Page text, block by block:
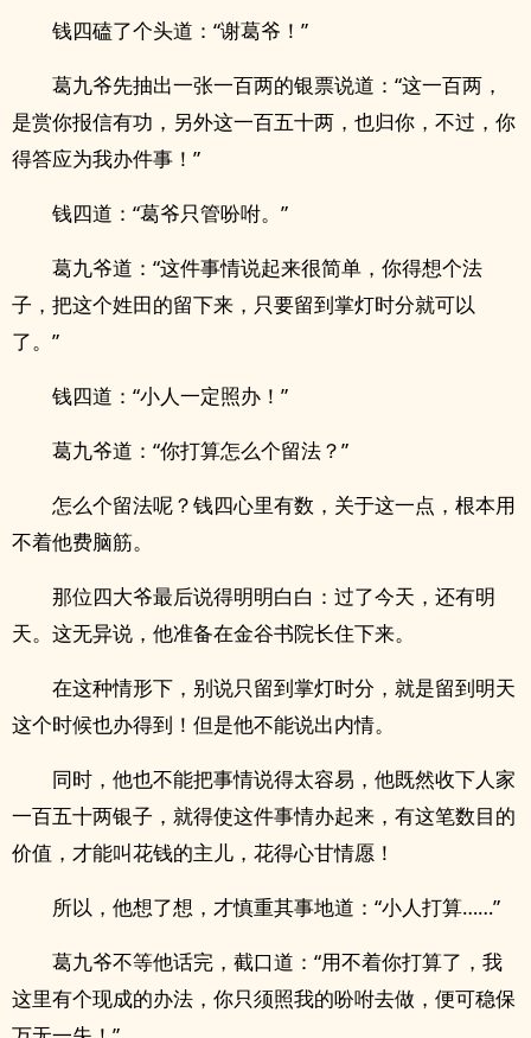
钱四磕了个头道：“谢葛爷！”
葛九爷先抽出一张一百两的银票说道：“这一百两，
是赏你报信有功，另外这一百五十两，也归你，不过，你
得答应为我办件事！”
钱四道：“葛爷只管吩咐。”
葛九爷道：“这件事情说起来很简单，你得想个法
子，把这个姓田的留下来，只要留到掌灯时分就可以
了。”
钱四道：“小人一定照办！”
葛九爷道：“你打算怎么个留法？”
怎么个留法呢？钱四心里有数，关于这一点，根本用
不着他费脑筋。
那位四大爷最后说得明明白白：过了今天，还有明
天。这无异说，他准备在金谷书院长住下来。
在这种情形下，别说只留到掌灯时分，就是留到明天
这个时候也办得到！但是他不能说出内情。
同时，他也不能把事情说得太容易，他既然收下人家
一百五十两银子，就得使这件事情办起来，有这笔数目的
价值，才能叫花钱的主儿，花得心甘情愿！
所以，他想了想，才慎重其事地道：“小人打算……”
葛九爷不等他话完，截口道：“用不着你打算了，我
这里有个现成的办法，你只须照我的吩咐去做，便可稳保